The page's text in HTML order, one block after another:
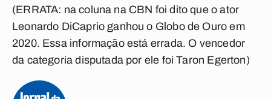
(ERRATA: na coluna na CBN foi dito que o ator
Leonardo DiCaprio ganhou o Globo de Ouro em
2020. Essa informação está errada. O vencedor
da categoria disputada por ele foi Taron Egerton)